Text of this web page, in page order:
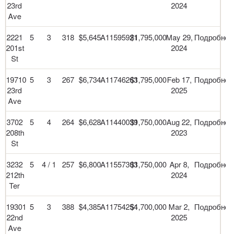
23rd
Ave
2024
2221
201st
St
5 3 318 $5,645A11595921$1,795,000May 29,
2024
19710
23rd
Ave
5 3 267 $6,734A11746263$1,795,000Feb 17,
2025
3702
208th
St
5 4 264 $6,628A11440039$1,750,000Aug 22,
2023
3232
212th
Ter
5 4 / 1 257 $6,800A11557303$1,750,000 Apr 8,
2024
19301
22nd
Ave
5 3 388 $4,385A11754254$1,700,000 Mar 2,
2025